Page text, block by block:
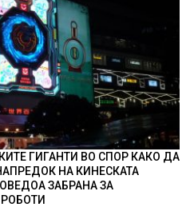
ГИГАНТИ ВО СПОР КАКО ДА
НА КИНЕСКАТА
ЗАБРАНА ЗА